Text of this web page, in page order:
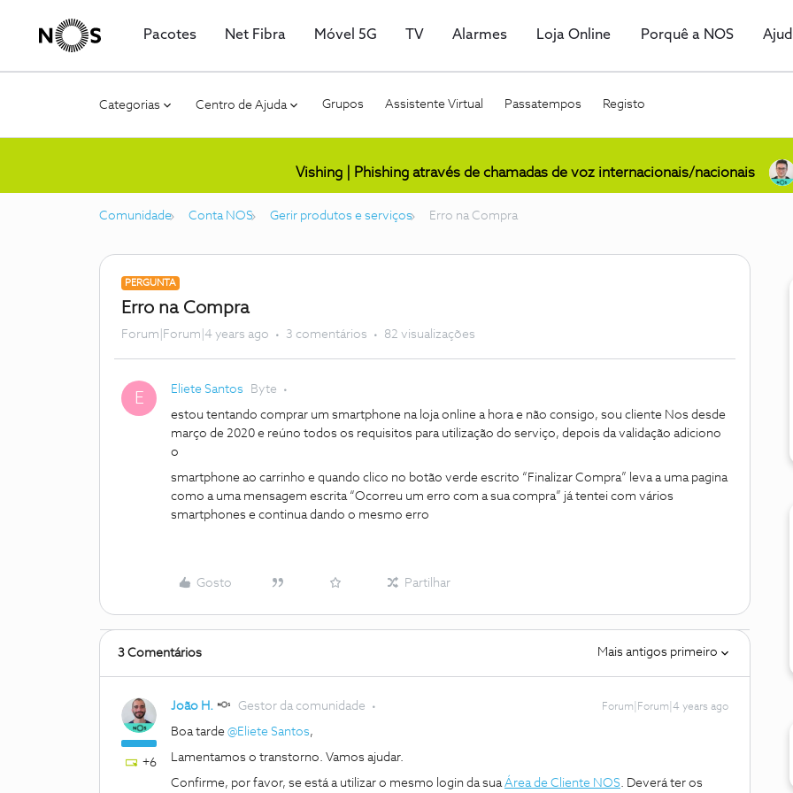
Pacotes Net Fibra Móvel 5G TV Alarmes Loja Online Porquê a NOS
Categorias Centro de Ajuda Grupos Assistente Virtual Passatempos Registo
Vishing | Phishing através de chamadas de voz internacionais/nacionais
Comunidade Conta NOS Gerir produtos e serviços Erro na Compra
PERGUNTA
Erro na Compra
Forum|Forum|4 years ago 3 comentários 82 visualizações
E Eliete Santos Byte
estou tentando comprar um smartphone na loja online a hora e não consigo, sou cliente Nos desde
março de 2020 e reúno todos os requisitos para utilização do serviço, depois da validação adiciono
o
smartphone ao carrinho e quando clico no botão verde escrito “Finalizar Compra” leva a uma pagina
como a uma mensagem escrita “Ocorreu um erro com a sua compra” já tentei com vários
smartphones e continua dando o mesmo erro
Gosto Partilhar
3 Comentários Mais antigos primeiro
+6
João H. Gestor da comunidade Forum|Forum|4 years ago
Boa tarde @Eliete Santos,
Lamentamos o transtorno. Vamos ajudar.
Confirme, por favor, se está a utilizar o mesmo login da suaÁrea de Cliente NOS. Deverá ter os